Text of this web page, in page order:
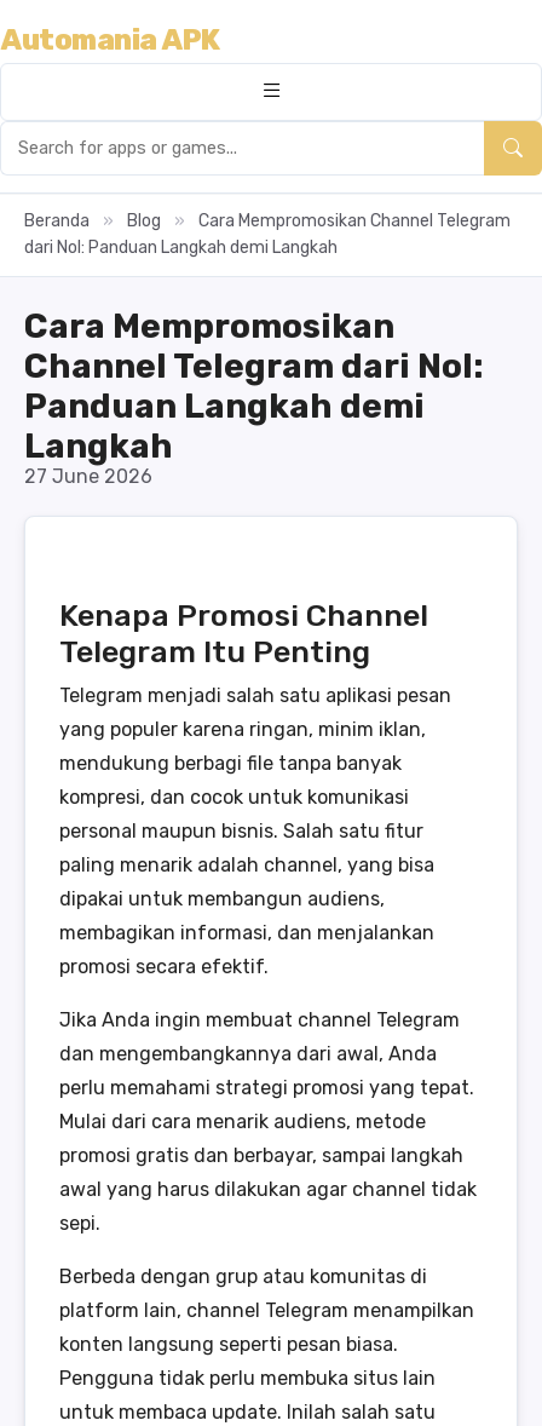
Automania APK
Beranda » Blog »
Cara Mempromosikan Channel Telegram
dari Nol: Panduan Langkah demi Langkah
Cara Mempromosikan
Channel Telegram dari Nol:
Panduan Langkah demi
Langkah
27 June 2026
Kenapa Promosi Channel
Telegram Itu Penting
Telegram menjadi salah satu aplikasi pesan
yang populer karena ringan, minim iklan,
mendukung berbagi file tanpa banyak
kompresi, dan cocok untuk komunikasi
personal maupun bisnis. Salah satu fitur
paling menarik adalah channel, yang bisa
dipakai untuk membangun audiens,
membagikan informasi, dan menjalankan
promosi secara efektif.
Jika Anda ingin membuat channel Telegram
dan mengembangkannya dari awal, Anda
perlu memahami strategi promosi yang tepat.
Mulai dari cara menarik audiens, metode
promosi gratis dan berbayar, sampai langkah
awal yang harus dilakukan agar channel tidak
sepi.
Berbeda dengan grup atau komunitas di
platform lain, channel Telegram menampilkan
konten langsung seperti pesan biasa.
Pengguna tidak perlu membuka situs lain
untuk membaca update. Inilah salah satu